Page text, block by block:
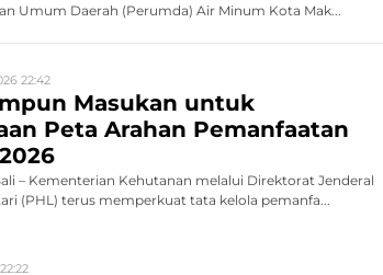
Umum Daerah (Perumda) Air Minum Kota Mak...
22:42
Masukan untuk
Peta Arahan Pemanfaatan
– Kementerian Kehutanan melalui Direktorat Jenderal
(PHL) terus memperkuat tata kelola pemanfa...